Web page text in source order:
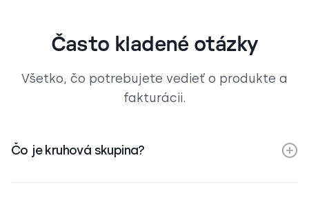
Často kladené otázky
Všetko, čo potrebujete vedieť o produkte a
fakturácii.
Čo je kruhová skupina?